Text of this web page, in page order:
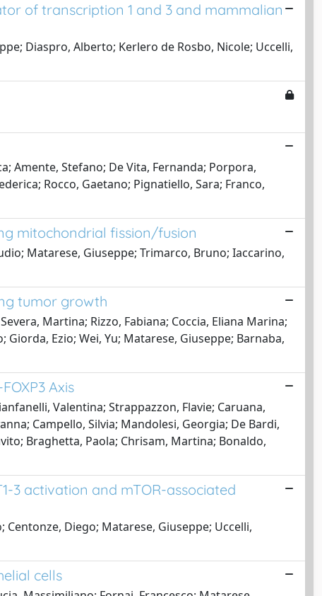
of transcription 1 and 3 and mammalian
Diaspro, Alberto; Kerlero de Rosbo, Nicole; Uccelli,
Amente, Stefano; De Vita, Fernanda; Porpora,
Rocco, Gaetano; Pignatiello, Sara; Franco,
mitochondrial fission/fusion
Matarese, Giuseppe; Trimarco, Bruno; Iaccarino,
tumor growth
Martina; Rizzo, Fabiana; Coccia, Eliana Marina;
Ezio; Wei, Yu; Matarese, Giuseppe; Barnaba,
Axis
Valentina; Strappazzon, Flavie; Caruana,
Campello, Silvia; Mandolesi, Georgia; De Bardi,
Braghetta, Paola; Chrisam, Martina; Bonaldo,
3 activation and mTOR-associated
Centonze, Diego; Matarese, Giuseppe; Uccelli,
cells